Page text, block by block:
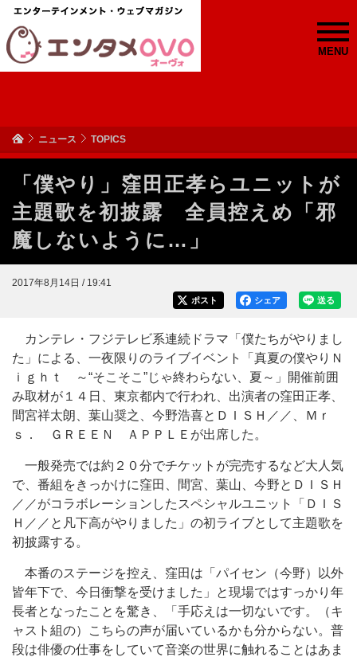
MENU
ニュース TOPICS
「僕やり」窪田正孝らユニットが
主題歌を初披露 全員控えめ「邪
魔しないように…」
2017年8月14日 / 19:41
送る
シェア
ポスト
カンテレ・フジテレビ系連続ドラマ「僕たちがやりまし
た」による、一夜限りのライブイベント「真夏の僕やりＮ
ｉｇｈｔ ～“そこそこ”じゃ終わらない、夏～」開催前囲
み取材が１４日、東京都内で行われ、出演者の窪田正孝、
間宮祥太朗、葉山奨之、今野浩喜とＤＩＳＨ／／、Ｍｒ
ｓ． ＧＲＥＥＮ ＡＰＰＬＥが出席した。
一般発売では約２０分でチケットが完売するなど大人気
で、番組をきっかけに窪田、間宮、葉山、今野とＤＩＳＨ
／／がコラボレーションしたスペシャルユニット「ＤＩＳ
Ｈ／／と凡下高がやりました」の初ライブとして主題歌を
初披露する。
本番のステージを控え、窪田は「パイセン（今野）以外
皆年下で、今日衝撃を受けました」と現場ではすっかり年
長者となったことを驚き、「手応えは一切ないです。（キ
ャスト組の）こちらの声が届いているかも分からない。普
段は俳優の仕事をしていて音楽の世界に触れることはあま